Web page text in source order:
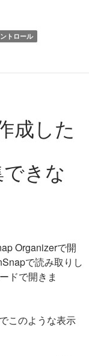
トロール
成した
きな
Organizerで開
で読み取りし
ドで開きま
このような表示